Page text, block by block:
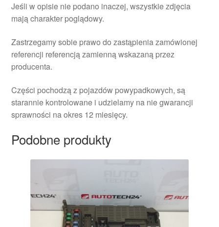
Jeśli w opisie nie podano inaczej, wszystkie zdjęcia
mają charakter poglądowy.
Zastrzegamy sobie prawo do zastąpienia zamówionej
referencji referencją zamienną wskazaną przez
producenta.
Części pochodzą z pojazdów powypadkowych, są
starannie kontrolowane i udzielamy na nie gwarancji
sprawności na okres 12 miesięcy.
Podobne produkty